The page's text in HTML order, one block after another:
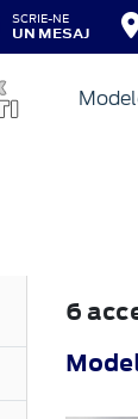
SCRIE-NE
UN MESAJ
6